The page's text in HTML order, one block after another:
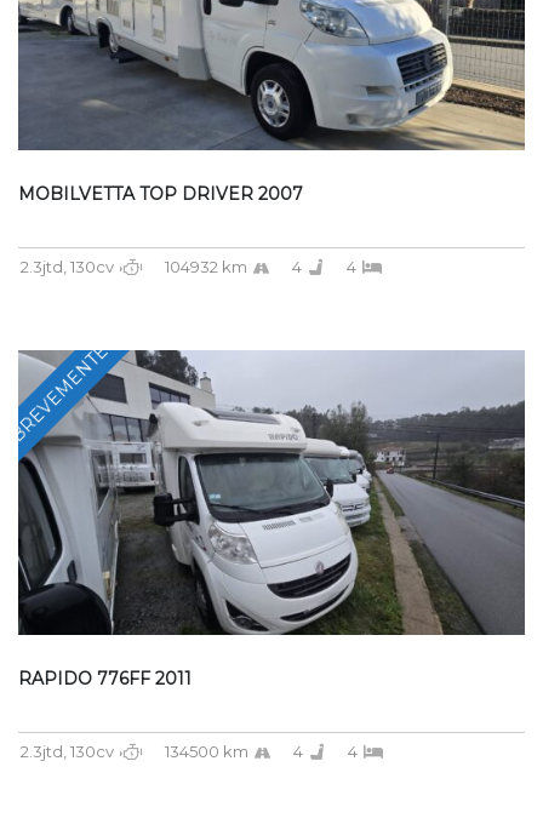
MOBILVETTA TOP DRIVER 2007
2.3jtd, 130cv 104932 km 4 4
BREVEMENTE
RAPIDO 776FF 2011
2.3jtd, 130cv 134500 km 4 4